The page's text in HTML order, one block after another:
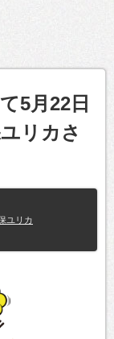
5月22日
リカさ
ユリカ